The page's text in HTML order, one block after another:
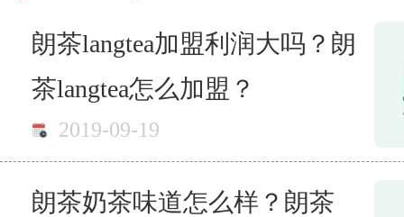
朗茶langtea加盟利润大吗？朗
茶langtea怎么加盟？
2019-09-19
朗茶奶茶味道怎么样？朗茶